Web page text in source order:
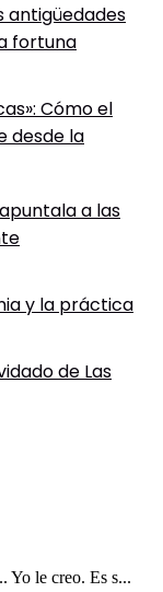
antigüedades
fortuna
Cómo el
desde la
a las
y la práctica
de Las
Yo le creo. Es s...